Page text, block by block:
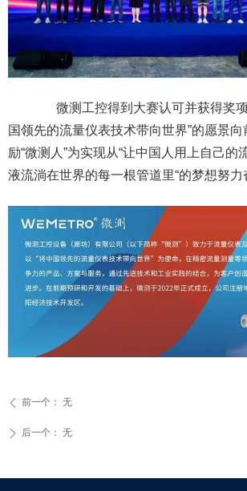
微测工控得到大赛认可并获得奖项
国领先的流量仪表技术带向世界”的愿景
励“微测人”为实现从“让中国人用上自己的
液流淌在世界的每一根管道里“的梦想努力
ꄴ 前一个： 无
ꄲ 后一个： 无